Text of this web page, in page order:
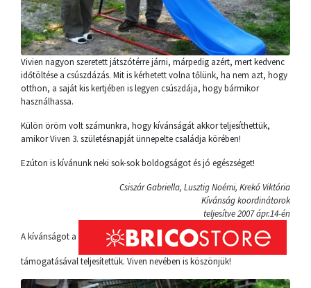
Vivien nagyon szeretett játszótérre járni, márpedig azért, mert kedvenc
időtöltése a csúszdázás. Mit is kérhetett volna tőlünk, ha nem azt, hogy
otthon, a saját kis kertjében is legyen csúszdája, hogy bármikor
használhassa.
Külön öröm volt számunkra, hogy kívánságát akkor teljesíthettük,
amikor Viven 3. születésnapját ünnepelte családja körében!
Ezúton is kívánunk neki sok-sok boldogságot és jó egészséget!
Csiszár Gabriella, Lusztig Noémi, Krekó Viktória
Kívánság koordinátorok
teljesítve 2007 ápr.14-én
A kívánságot a
támogatásával teljesítettük. Viven nevében is köszönjük!